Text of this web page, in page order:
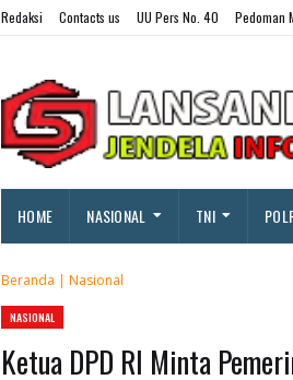
Redaksi Contacts us UU Pers No. 40 Pedoman
HOME NASIONAL TNI
Beranda | Nasional
NASIONAL
Ketua DPD RI Minta